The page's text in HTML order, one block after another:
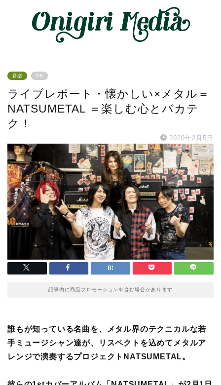
音楽 PR
ライブレポート・懐かしい×メタル＝
NATSUMETAL ＝楽しむ心とバカテ
ク！
2020年2月5日
記事内に商品プロモーションを含む場合があります
誰もが知っている名曲を、メタル界のテクニカルな若
手ミュージシャン達が、リスペクトを込めてメタルア
レンジで演奏するプロジェクトNATSUMETAL。